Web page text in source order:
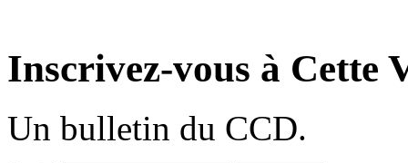
Inscrivez-vous à Cette
Un bulletin du CCD.